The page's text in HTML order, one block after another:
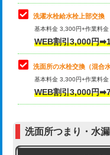
排水管工事（追加 排水
え）
マス交換（土の掘削・
マス交換（深さ50㎝未
マス交換（深さ50㎝以
交換・取付（タンク）
交換・取付(単水栓（壁
式）)
交換・取付(混合水栓（
式・ワンホール）)
（P/S/ポップアップ））
交換・取付（その他部
洗濯水栓給水栓上部交換
基本料金 3,300円+作業料
WEB割引3,000円
洗面所の水栓交換（混合水
基本料金 3,300円+作業料
WEB割引3,000円
洗面所つまり・水